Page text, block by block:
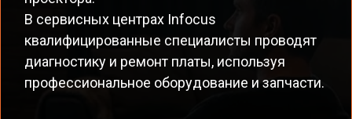
В сервисных центрах Infocus
квалифицированные специалисты проводят
диагностику и ремонт платы, используя
профессиональное оборудование и запчасти.